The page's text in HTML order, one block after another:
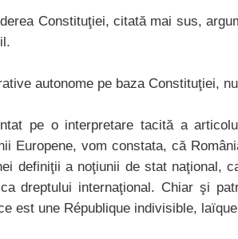
Constituţiei, citată mai sus,
autonome pe baza Constituţiei,
pe o interpretare tacită a
Europene, vom constata, că
definiţii a noţiunii de stat
dreptului internaţional. Chiar şi
est une République indivisible,